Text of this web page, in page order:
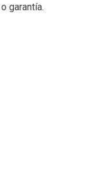
garantía.